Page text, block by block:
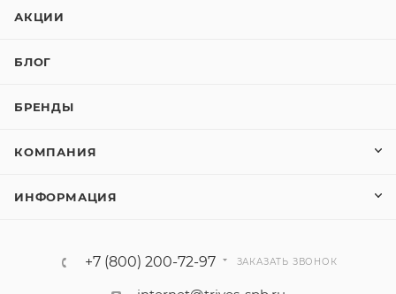
АКЦИИ
БЛОГ
БРЕНДЫ
КОМПАНИЯ
ИНФОРМАЦИЯ
+7 (800) 200-72-97 ЗАКАЗАТЬ ЗВОНОК